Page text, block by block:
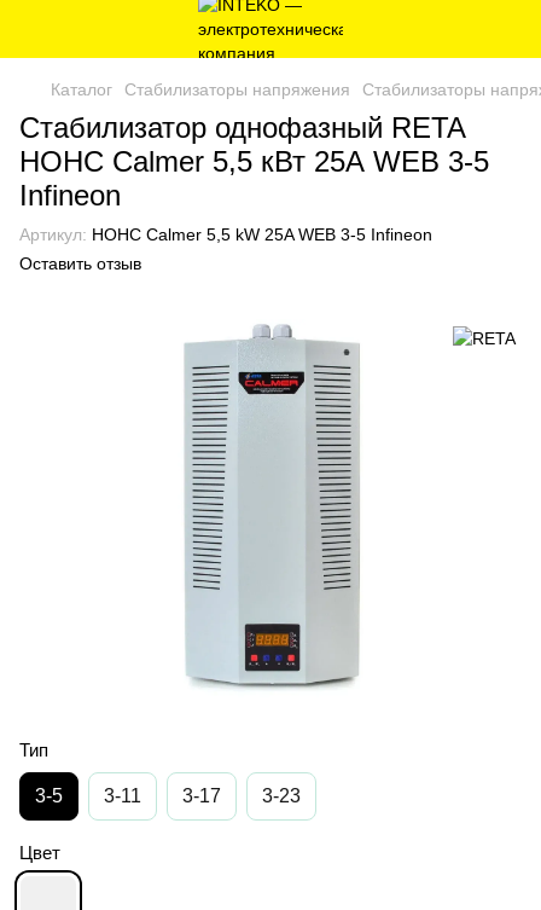
Каталог Стабилизаторы напряжения Стабилизаторы
Стабилизатор однофазный RETA
НОНС Calmer 5,5 кВт 25А WEB 3-5
Infineon
Артикул: HOHC Calmer 5,5 kW 25A WEB 3-5 Infineon
Оставить отзыв
Тип
3-5 3-11 3-17 3-23
Цвет